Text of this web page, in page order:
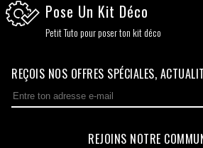
Pose Un Kit Déco
Petit Tuto pour poser ton kit déco
REÇOIS NOS OFFRES SPÉCIALES,
REJOINS NOTRE